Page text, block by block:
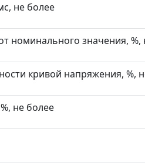
не более
номинального значения, %,
кривой напряжения, %,
не более